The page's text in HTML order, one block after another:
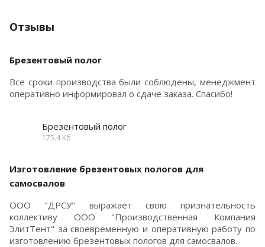
Отзывы
Брезентовый полог
Все сроки производства были соблюдены, менеджмент
оперативно информировал о сдаче заказа. Спасибо!
Брезентовый полог
175.4 Кб
Изготовление брезентовых пологов для
самосвалов
ООО "ДРСУ" выражает свою признательность
коллективу ООО "Производственная Компания
ЭлитТент" за своевременную и оперативную работу по
изготовлению брезентовых пологов для самосвалов.